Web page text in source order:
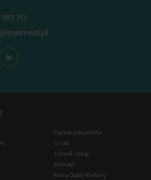
90 70
Opinie pacjentów
O nas
Cennik usług
Kontakt
Karta Dużej Rodziny